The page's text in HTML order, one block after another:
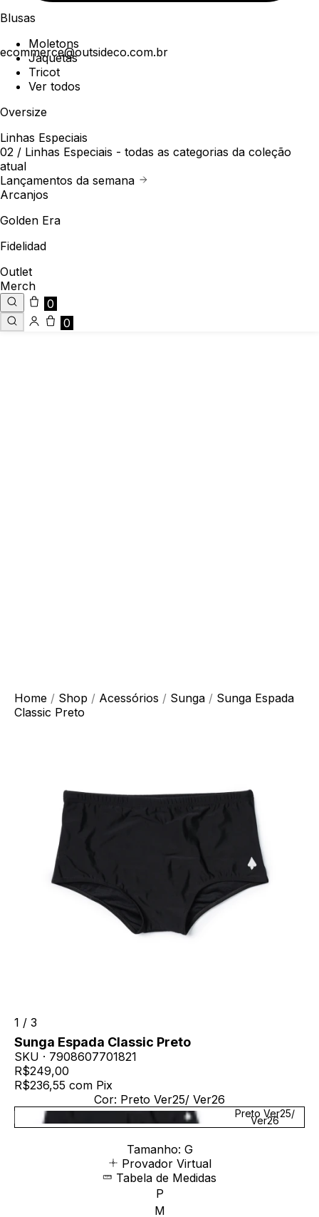
ecommerce@outsideco.com.br
Blusas
Moletons
Jaquetas
Tricot
Ver todos
Oversize
Linhas Especiais
02 / Linhas Especiais - todas as categorias da coleção
atual
Lançamentos da semana
Arcanjos
Golden Era
Fidelidad
Outlet
Merch
0
0
Home / Shop / Acessórios / Sunga / Sunga Espada
Classic Preto
1 / 3
Sunga Espada Classic Preto
SKU · 7908607701821
R$249,00
R$236,55 com Pix
Cor: Preto Ver25/ Ver26
Preto Ver25/
Ver26
Tamanho: G
Provador Virtual
Tabela de Medidas
P
M